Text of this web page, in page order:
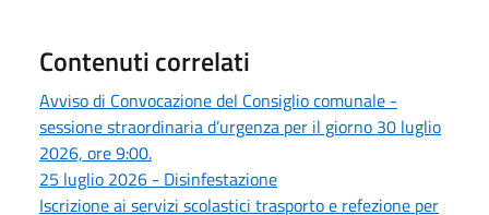
Contenuti correlati
Avviso di Convocazione del Consiglio comunale -
sessione straordinaria d’urgenza per il giorno 30 luglio
2026, ore 9:00.
25 luglio 2026 - Disinfestazione
Iscrizione ai servizi scolastici trasporto e refezione per